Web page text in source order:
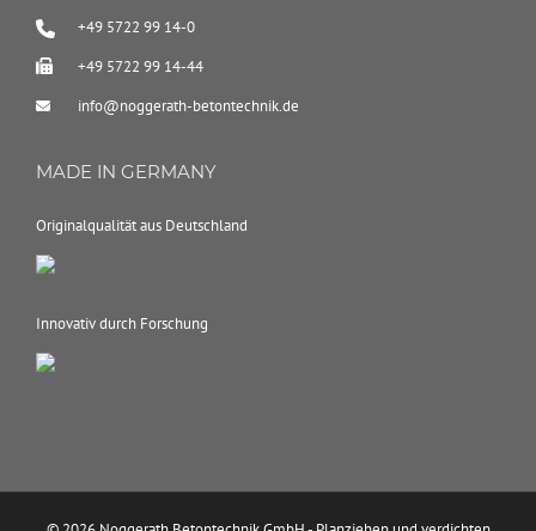
+49 5722 99 14-0
+49 5722 99 14-44
info@noggerath-betontechnik.de
MADE IN GERMANY
Originalqualität aus Deutschland
Innovativ durch Forschung